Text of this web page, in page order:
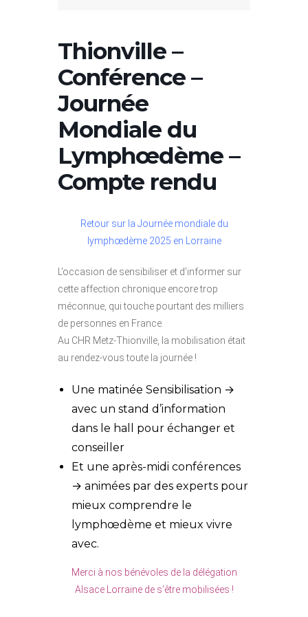
Thionville –
Conférence –
Journée
Mondiale du
Lymphœdème –
Compte rendu
Retour sur la Journée mondiale du
lymphœdème 2025 en Lorraine
L’occasion de sensibiliser et d’informer sur
cette affection chronique encore trop
méconnue, qui touche pourtant des milliers
de personnes en France.
Au CHR Metz-Thionville, la mobilisation était
au rendez-vous toute la journée !
Une matinée Sensibilisation →
avec un stand d’information
dans le hall pour échanger et
conseiller
Et une après-midi conférences
→ animées par des experts pour
mieux comprendre le
lymphœdème et mieux vivre
avec.
Merci à nos bénévoles de la délégation
Alsace Lorraine de s’être mobilisées !